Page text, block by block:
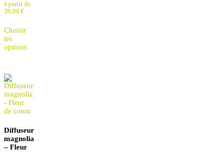
à partir de
39,00 €
Choisir
les
options
Diffuseur
magnolia
– Fleur